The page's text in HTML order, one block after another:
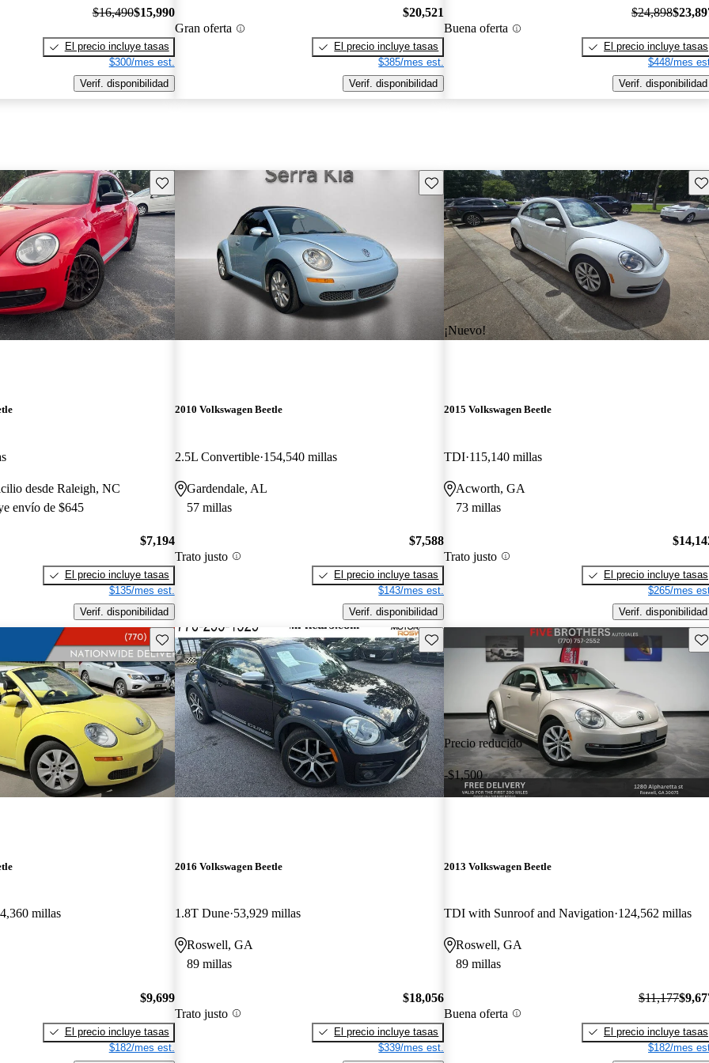
$16,490$15,990
El precio incluye tasas
$300/mes est.
Verif. disponibilidad
Gran oferta
$20,521
El precio incluye tasas
$385/mes est.
Verif. disponibilidad
Buena oferta
$24,898
El precio incluye tasas
$448/mes
Verif. disponibilidad
Guarda este Aviso
desde Raleigh, NC
envío de $645
$7,194
El precio incluye tasas
$135/mes est.
Verif. disponibilidad
Guarda este Aviso
2010 Volkswagen Beetle
2.5L Convertible 154,540 millas
Gardendale, AL
57 millas
Trato justo
$7,588
El precio incluye tasas
$143/mes est.
Verif. disponibilidad
¡Nuevo!
2015 Volkswagen Beetle
TDI 115,140 millas
Acworth, GA
73 millas
Trato justo
El precio incluye tasas
$265/mes
Verif. disponibilidad
Guarda este Aviso
millas
$9,699
El precio incluye tasas
$182/mes est.
Guarda este Aviso
2016 Volkswagen Beetle
1.8T Dune 53,929 millas
Roswell, GA
89 millas
Trato justo
$18,056
El precio incluye tasas
$339/mes est.
Precio reducido
-$1,500
2013 Volkswagen Beetle
TDI with Sunroof and Navigation 124,562 millas
Roswell, GA
89 millas
Buena oferta
$11,177
El precio incluye tasas
$182/mes